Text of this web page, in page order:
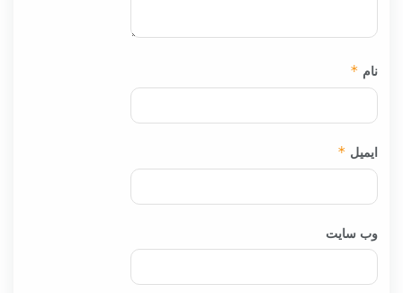
نام *
ایمیل *
وب‌ سایت